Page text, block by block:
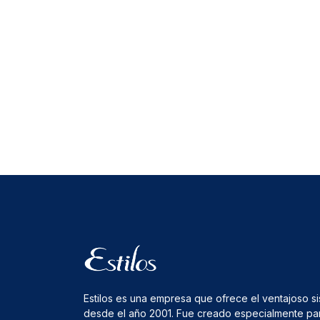
Estilos es una empresa que ofrece el ventajoso
desde el año 2001. Fue creado especialmente